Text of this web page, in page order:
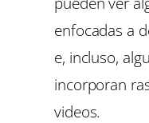
enfocadas a
e, incluso,
incorporan
videos.